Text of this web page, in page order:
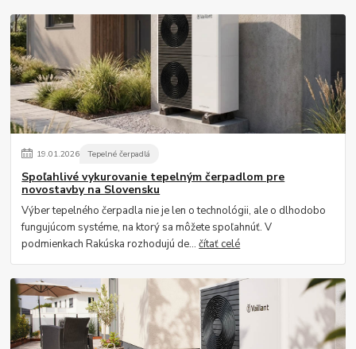
19.01.2026 Tepelné čerpadlá
Spoľahlivé vykurovanie tepelným čerpadlom pre
novostavby na Slovensku
Výber tepelného čerpadla nie je len o technológii, ale o dlhodobo
fungujúcom systéme, na ktorý sa môžete spoľahnúť. V
podmienkach Rakúska rozhodujú de...čítať celé